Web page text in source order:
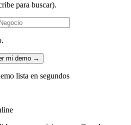
para buscar).
mi demo →
lista en segundos